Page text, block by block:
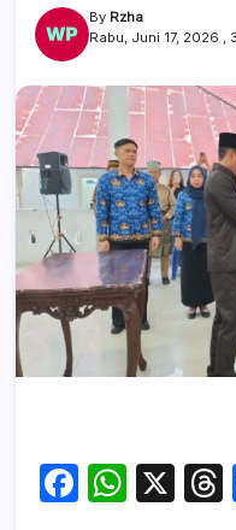
By Rzha
Rabu, Juni 17, 2026 ,
F
W X